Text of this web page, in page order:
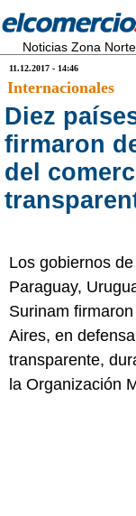
Noticias Zona Norte
11.12.2017 - 14:46
Internacionales
Diez
firmaron
del
Los gobiernos
Paraguay,
Surinam
Aires, en
transparente,
la Organización